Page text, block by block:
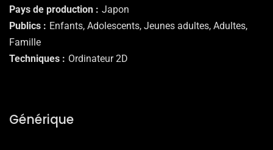
Pays de production
Japon
Publics
Enfants, Adolescents, Jeunes adultes, Adultes,
Famille
Techniques
Ordinateur 2D
Générique